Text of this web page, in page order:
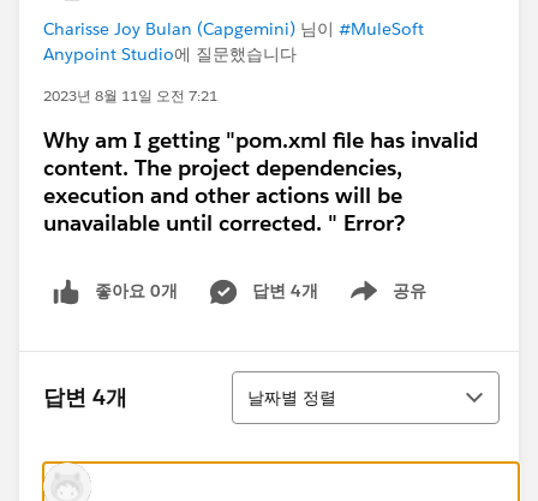
Charisse Joy Bulan (Capgemini) 님이 #MuleSoft
Anypoint Studio에 질문했습니다
2023년 8월 11일 오전 7:21
Why am I getting "pom.xml file has invalid
content. The project dependencies,
execution and other actions will be
unavailable until corrected. " Error?
좋아요 0개 답변 4개 공유
Show menu
답변 4개
정렬
날짜별 정렬